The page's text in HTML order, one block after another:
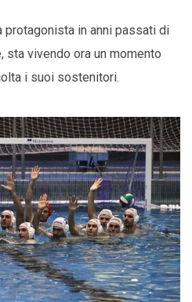
protagonista in anni passati di
vivendo ora un momento
i suoi sostenitori.